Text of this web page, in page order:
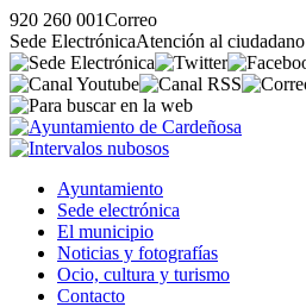
920 260 001Correo
Sede ElectrónicaAtención al ciudadano
Ayuntamiento
Sede electrónica
El municipio
Noticias y fotografías
Ocio, cultura y turismo
Contacto